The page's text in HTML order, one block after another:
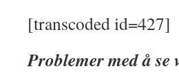
[transcoded id=427]
Problemer med å se